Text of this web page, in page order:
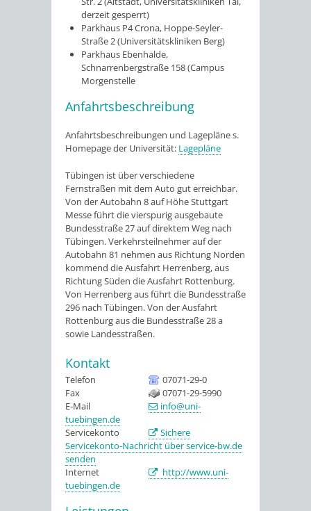
derzeit gesperrt)
Parkhaus P4 Crona, Hoppe-Seyler-
Straße 2 (Universitätskliniken Berg)
Parkhaus Ebenhalde,
Schnarrenbergstraße 158 (Campus
Morgenstelle
Anfahrtsbeschreibung
Anfahrtsbeschreibungen und Lagepläne s.
Homepage der Universität: Lagepläne
Tübingen ist über verschiedene
Fernstraßen mit dem Auto gut erreichbar.
Von der Autobahn 8 auf Höhe Stuttgart
Messe führt die vierspurig ausgebaute
Bundesstraße 27 auf direktem Weg nach
Tübingen. Verkehrsteilnehmer auf der
Autobahn 81 nehmen aus Richtung Norden
kommend die Ausfahrt Herrenberg, aus
Richtung Süden die Ausfahrt Rottenburg.
Von Herrenberg aus führt die Bundesstraße
296 nach Tübingen. Von der Ausfahrt
Rottenburg aus die Bundesstraße 28 a
sowie Landesstraßen.
Kontakt
Telefon
07071-29-0
Fax
07071-29-5990
E-Mail
info@uni-
tuebingen.de
Servicekonto
Sichere
Servicekonto-Nachricht über service-bw.de
senden
Internet
http://www.uni-
tuebingen.de